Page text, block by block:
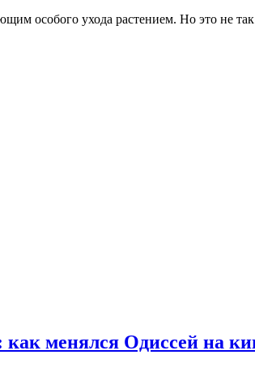
особого ухода растением. Но это не
менялся Одиссей на